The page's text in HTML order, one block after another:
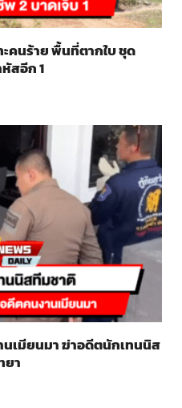
คนร้าย พื้นที่ตากใบ ชุด
สอีก 1
เมียนมา ฆ่าอดีตนักเทนนิส
า